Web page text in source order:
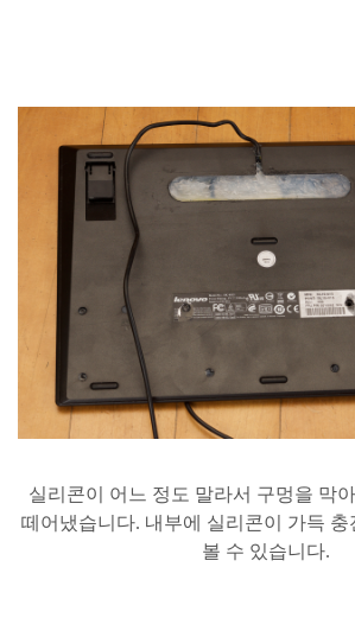
실리콘이 어느 정도 말라서 구멍을 막아
떼어냈습니다. 내부에 실리콘이 가득 충
볼 수 있습니다.